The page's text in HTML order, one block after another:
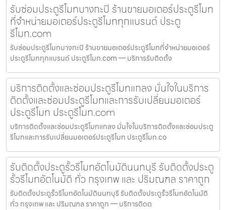
รับซ่อมประตูรีโมทบางกะปิ ร้านขายมอเตอร์ประตูรีโมท
ที่จำหน่ายมอเตอร์ประตูรีโมททุกแบรนด์ ประตู
รีโมท.com
รับซ่อมประตูรีโมทบางกะปิ ร้านขายมอเตอร์ประตูรีโมทที่จำหน่ายมอเตอร์
ประตูรีโมททุกแบรนด์ ประตูรีโมท.com — บริการรับติดตั้ง
บริการติดตั้งและซ่อมประตูรีโมทแกลง มั่นใจในบริการ
ติดตั้งและซ่อมประตูรีโมทและการรับเปลี่ยนมอเตอร์
ประตูรีโมท ประตูรีโมท.com
บริการติดตั้งและซ่อมประตูรีโมทแกลง มั่นใจในบริการติดตั้งและซ่อมประตู
รีโมทและการรับเปลี่ยนมอเตอร์ประตูรีโมท ประตูรีโมท.co
รับติดตั้งประตูรั้วรีโมทอัตโนมัตินนทบุรี รับติดตั้งประตู
รั้วรีโมทอัตโนมัติ ทั่ว กรุงเทพ และ ปริมณฑล ราคาถูก
รับติดตั้งประตูรั้วรีโมทอัตโนมัตินนทบุรี รับติดตั้งประตูรั้วรีโมทอัตโนมัติ
ทั่ว กรุงเทพ และ ปริมณฑล ราคาถูก — บริการติดต